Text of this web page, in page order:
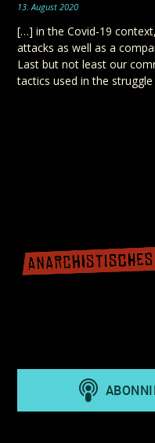
13. August 2020
[…] in the Covid-19
attacks as well as a
Last but not least our
tactics used in the